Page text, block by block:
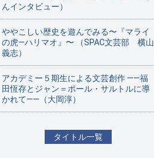
んインタビュー）
ややこしい歴史を遊んでみる〜『マライ
の虎—ハリマオ』〜 （SPAC文芸部 横山
義志）
アカデミー５期生による文芸創作 ——福
田恆存とジャン＝ポール・サルトルに導
かれて——（大岡淳）
タイトル一覧